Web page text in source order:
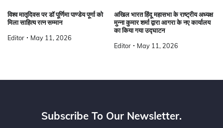
विश्व मातृदिवस पर डॉ पूर्णिमा पाण्डेय पूर्णा को
मिला साहित्य रत्न सम्मान
Editor May 11, 2026
अखिल भारत हिंदू महासभा के राष्ट्रीय अध्यक्ष
मुन्ना कुमार शर्मा द्वारा आगरा के नए कार्यालय
का किया गया उद्घाटन
Editor May 11, 2026
Subscribe To Our Newsletter.